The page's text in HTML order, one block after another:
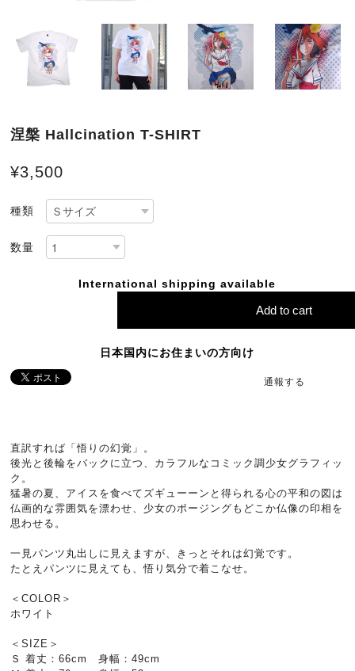
涅槃 Hallcination T-SHIRT
¥3,500
種類
数量
International shipping available
Add to cart
日本国内にお住まいの方向け
通報する
直訳すれば「悟りの幻覚」。
後光と後輪をバックに立つ、カラフルなコミック調少女グラフィッ
ク。
猛暑の夏、アイスを食べてズギューーンと得られる心の平和の図は
仏画的な雰囲気を漂わせ、少女のポージングもどこか仏像の印相を
思わせる。
一見パンツ丸出しに見えますが、きっとそれは幻覚です。
たとえパンツに見えても、悟り気分で着こなせ。
＜COLOR＞
ホワイト
＜SIZE＞
Ｓ 着丈：66cm 身幅：49cm